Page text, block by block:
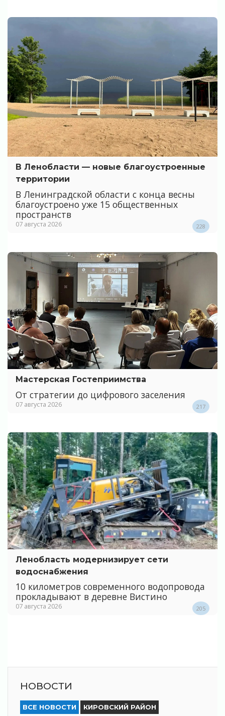
В Ленобласти — новые благоустроенные
территории
В Ленинградской области с конца весны
благоустроено уже 15 общественных
пространств
07 августа 2026 228
Мастерская Гостеприимства
От стратегии до цифрового заселения
07 августа 2026 217
Ленобласть модернизирует сети
водоснабжения
10 километров современного водопровода
прокладывают в деревне Вистино
07 августа 2026 205
НОВОСТИ
ВСЕ НОВОСТИ КИРОВСКИЙ РАЙОН